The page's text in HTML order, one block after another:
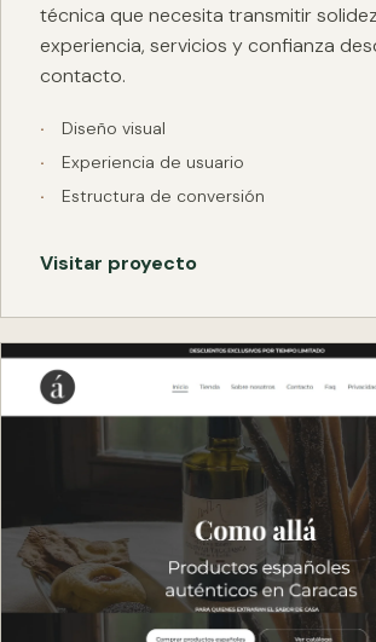
técnica que necesita transmitir
experiencia, servicios y confianza
contacto.
Diseño visual
Experiencia de usuario
Estructura de conversión
Visitar proyecto